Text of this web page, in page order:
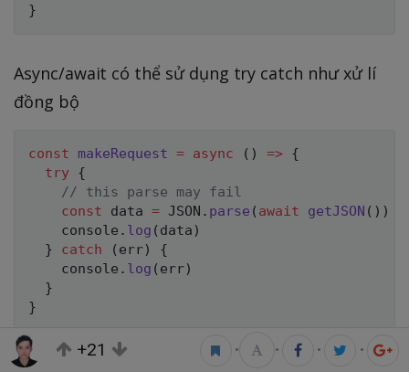
}
Async/await có thể sử dụng try catch như xử lí
đồng bộ
const makeRequest = async ( ) => {
try
{
// this parse may fail
const data = JSON . parse ( await getJSON ( ) )
    console
. log ( data )
}
catch ( err)
{
    console
. log ( err)
}
}
+21 • • • •